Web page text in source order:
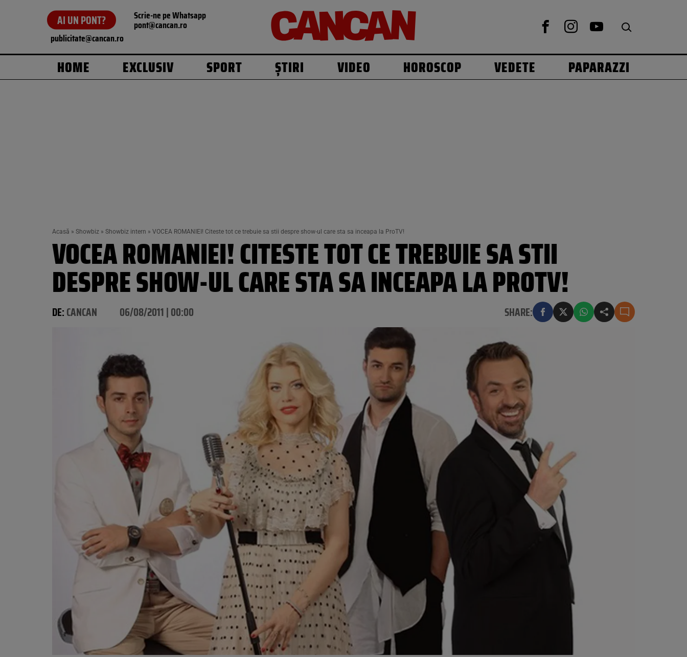
AI UN PONT? Scrie-ne pe Whatsapp
pont@cancan.ro
publicitate@cancan.ro
HOME EXCLUSIV SPORT ȘTIRI VIDEO HOROSCOP VEDETE PAPARAZZI
Acasă » Showbiz » Showbiz intern » VOCEA ROMANIEI! Citeste tot ce trebuie sa stii despre show-ul care sta sa inceapa la ProTV!
VOCEA ROMANIEI! CITESTE TOT CE TREBUIE SA STII
DESPRE SHOW-UL CARE STA SA INCEAPA LA PROTV!
DE:CANCAN 06/08/2011 | 00:00 SHARE: